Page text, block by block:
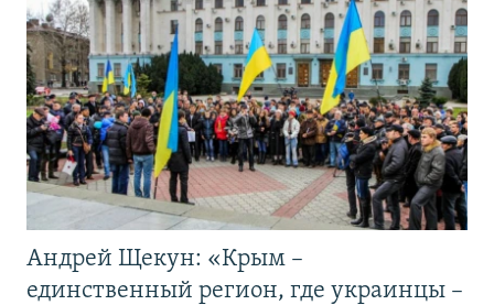
Андрей Щекун: «Крым –
единственный регион, где украинцы –